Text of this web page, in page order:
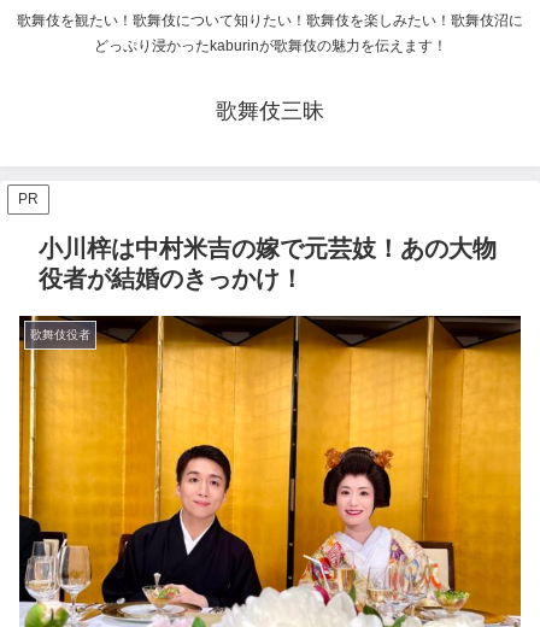
歌舞伎を観たい！歌舞伎について知りたい！歌舞伎を楽しみたい！歌舞伎沼に
どっぷり浸かったkaburinが歌舞伎の魅力を伝えます！
歌舞伎三昧
PR
小川梓は中村米吉の嫁で元芸妓！あの大物
役者が結婚のきっかけ！
歌舞伎役者